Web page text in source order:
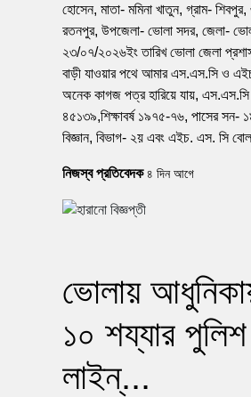
হোসেন, মাতা- মমিনা খাতুন, গ্রাম- শিবপুর,
রতনপুর, উপজেলা- ভোলা সদর, জেলা-
২৩/০৭/২০২৬ইং তারিখ ভোলা জেলা
বাড়ী যাওয়ার পথে আমার এস.এস.সি ও
অনেক কাগজ পত্র হারিয়ে যায়,
৪৫১৩৯,শিক্ষাবর্ষ ১৯৭৫-৭৬, পাসের
বিজ্ঞান, বিভাগ- ২য় এবং এইচ. এস. সি
নিজস্ব প্রতিবেদক ৪ দিন আগে
ভোলায়
১০ শয্যার পুলিশ
লাইন্...